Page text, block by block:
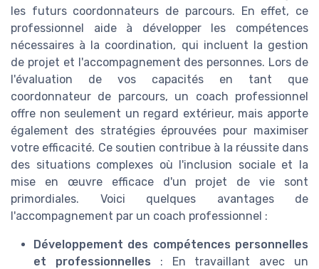
les futurs coordonnateurs de parcours. En effet, ce
professionnel aide à développer les compétences
nécessaires à la coordination, qui incluent la gestion
de projet et l'accompagnement des personnes. Lors de
l'évaluation de vos capacités en tant que
coordonnateur de parcours, un coach professionnel
offre non seulement un regard extérieur, mais apporte
également des stratégies éprouvées pour maximiser
votre efficacité. Ce soutien contribue à la réussite dans
des situations complexes où l'inclusion sociale et la
mise en œuvre efficace d'un projet de vie sont
primordiales. Voici quelques avantages de
l'accompagnement par un coach professionnel :
Développement des compétences personnelles
et professionnelles : En travaillant avec un